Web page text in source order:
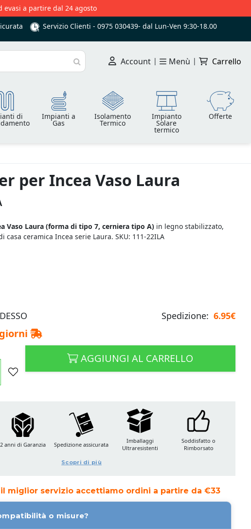
a partire dal 24 agosto
Servizio Clienti - 0975 030439- dal Lun-Ven 9:30-18.00
Cerca
Account | Menù | Carrello
di Impianti a
Gas
Isolamento
Termico
Impianto
Solare
termico
Offerte
per Incea Vaso Laura
Vaso Laura (forma di tipo 7, cerniera tipo A) in legno stabilizzato,
casa ceramica Incea serie Laura. SKU: 111-22ILA
Spedizione: 6.95€
AGGIUNGI AL CARRELLO
miglior servizio accettiamo ordini a partire da €33
o misure?
2 anni di Garanzia Spedizione assicurata
Imballaggi
Ultraresistenti
Soddisfatto o
Rimborsato
Scopri di più